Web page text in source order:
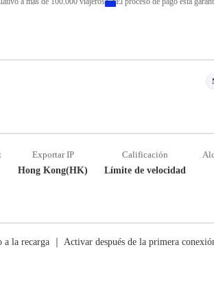
Exportar IP
Hong Kong(HK)
Calificación
Límite de velocidad
la recarga ｜ Activar después de la primera